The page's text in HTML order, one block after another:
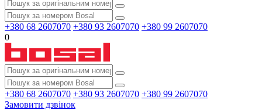
+380 68 2607070 +380 93 2607070 +380 99 2607070
0
+380 68 2607070 +380 93 2607070 +380 99 2607070
Замовити дзвінок